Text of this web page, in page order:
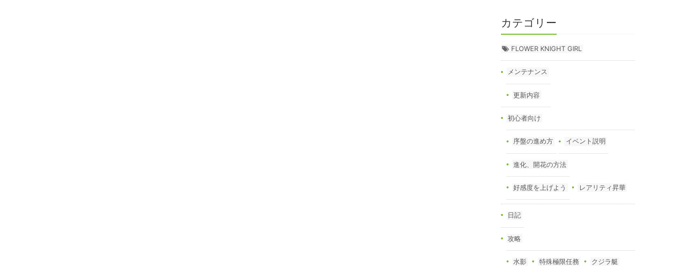
カテゴリー
FLOWER KNIGHT GIRL
メンテナンス
更新内容
初心者向け
序盤の進め方 イベント説明
進化、開花の方法
好感度を上げよう レアリティ昇華
日記
攻略
水影 特殊極限任務 クジラ艇